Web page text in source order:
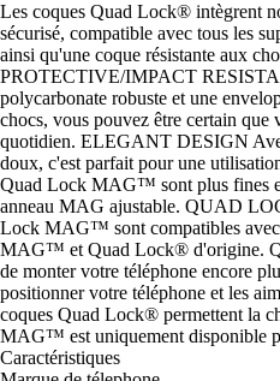
Les coques Quad Lock® intègrent
sécurisé, compatible avec tous les
ainsi qu'une coque résistante aux
PROTECTIVE/IMPACT
polycarbonate robuste et une
chocs, vous pouvez être certain que
quotidien. ELEGANT DESIGN
doux, c'est parfait pour une
Quad Lock MAG™ sont plus fines
anneau MAG ajustable. QUAD
Lock MAG™ sont compatibles
MAG™ et Quad Lock® d'origine.
de monter votre téléphone encore
positionner votre téléphone et les
coques Quad Lock® permettent la
MAG™ est uniquement disponible
Caractéristiques